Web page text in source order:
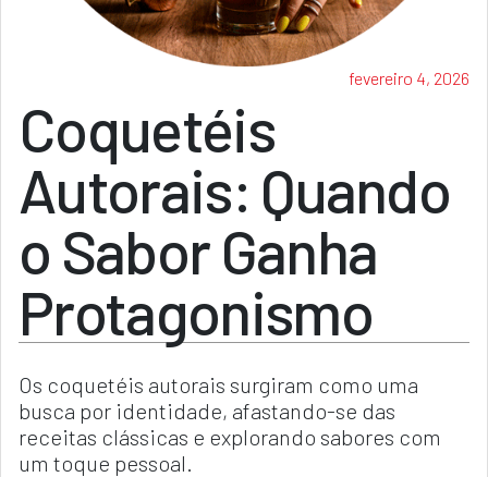
fevereiro 4, 2026
Coquetéis
Autorais: Quando
o Sabor Ganha
Protagonismo
Os coquetéis autorais surgiram como uma
busca por identidade, afastando-se das
receitas clássicas e explorando sabores com
um toque pessoal.